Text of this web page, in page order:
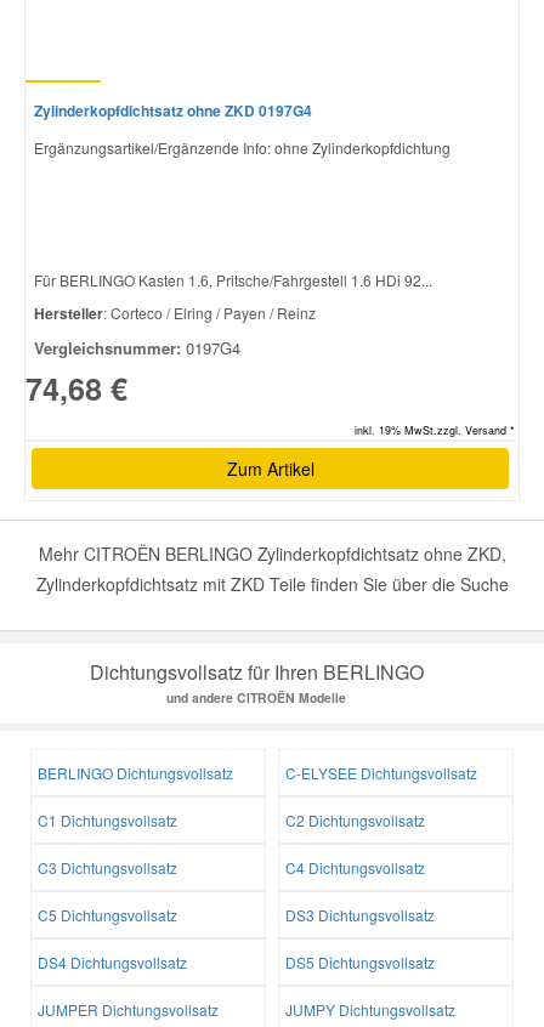
Zylinderkopfdichtsatz ohne ZKD 0197G4
Ergänzungsartikel/Ergänzende Info: ohne Zylinderkopfdichtung
Für BERLINGO Kasten 1.6, Pritsche/Fahrgestell 1.6 HDi 92...
Hersteller: Corteco / Elring / Payen / Reinz
Vergleichsnummer: 0197G4
74,68 €
inkl. 19% MwSt.zzgl. Versand *
Zum Artikel
Mehr CITROËN BERLINGO Zylinderkopfdichtsatz ohne ZKD,
Zylinderkopfdichtsatz mit ZKD Teile finden Sie über die Suche
Dichtungsvollsatz für Ihren BERLINGO
und andere CITROËN Modelle
BERLINGO Dichtungsvollsatz C-ELYSEE Dichtungsvollsatz
C1 Dichtungsvollsatz C2 Dichtungsvollsatz
C3 Dichtungsvollsatz C4 Dichtungsvollsatz
C5 Dichtungsvollsatz DS3 Dichtungsvollsatz
DS4 Dichtungsvollsatz DS5 Dichtungsvollsatz
JUMPER Dichtungsvollsatz JUMPY Dichtungsvollsatz